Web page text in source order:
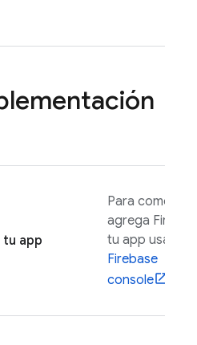
app
Para
agrega
tu app usando
Firebase
console